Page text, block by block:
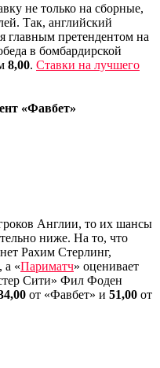
не только на сборные,
Так, английский
главным претендентом на
в бомбардирской
8,00. Ставки на лучшего
«Фавбет»
Англии, то их шансы
ниже. На то, что
Рахим Стерлинг,
, а «Париматч» оценивает
Сити» Фил Фоден
от «Фавбет» и 51,00 от